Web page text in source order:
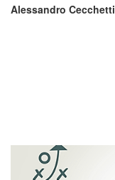
Alessandro Cecchetti